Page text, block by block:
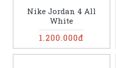
Nike Jordan 4 All
White
1.200.000đ